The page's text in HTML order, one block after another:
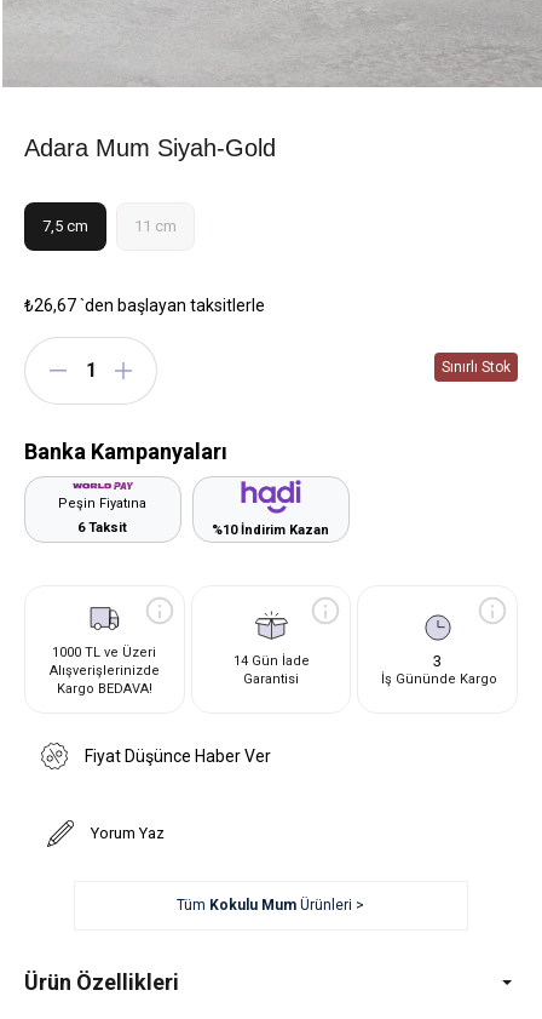
Adara Mum Siyah-Gold
7,5 cm 11 cm
₺26,67`den başlayan taksitlerle
Banka Kampanyaları
Peşin Fiyatına
6 Taksit
%10 İndirim Kazan
1000 TL ve Üzeri
Alışverişlerinizde
Kargo BEDAVA!
14 Gün İade
Garantisi
3
İş Gününde Kargo
Fiyat Düşünce Haber Ver
Yorum Yaz
Tüm Kokulu Mum Ürünleri >
Ürün Özellikleri